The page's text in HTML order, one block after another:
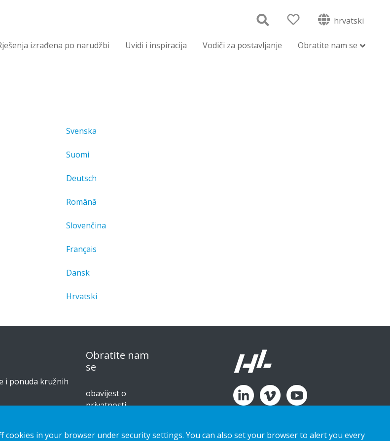
hrvatski
izrađena po narudžbi Uvidi i inspiracija Vodiči za postavljanje Obratite nam se
Svenska
Suomi
Deutsch
Română
Slovenčina
Français
Dansk
Hrvatski
i ponuda kružnih
Obratite nam
se
obavijest o
privatnosti
in your browser under security settings. You can also set your browser to alert you every